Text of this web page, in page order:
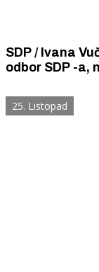
SDP / Ivana
odbor SDP -a,
25. Listopad